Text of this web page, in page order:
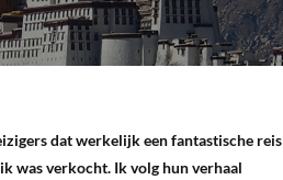
dat werkelijk een fantastische reis
was verkocht. Ik volg hun verhaal